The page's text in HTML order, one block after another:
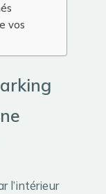
vos
l’intérieur